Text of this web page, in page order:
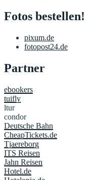
Fotos bestellen!
pixum.de
fotopost24.de
Partner
ebookers
tuifly
ltur
condor
Deutsche Bahn
CheapTickets.de
Tjaereborg
ITS Reisen
Jahn Reisen
Hotel.de